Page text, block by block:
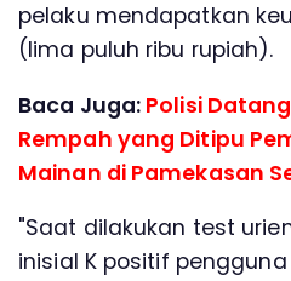
pelaku mendapatkan
(lima puluh ribu rupiah).
Baca Juga: Polisi
Rempah yang Ditipu
Mainan di Pamekasan
"Saat dilakukan test
inisial K positif pengguna